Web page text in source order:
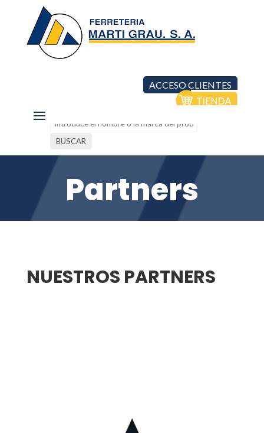
ACCESO CLIENTES
Partners
NUESTROS PARTNERS